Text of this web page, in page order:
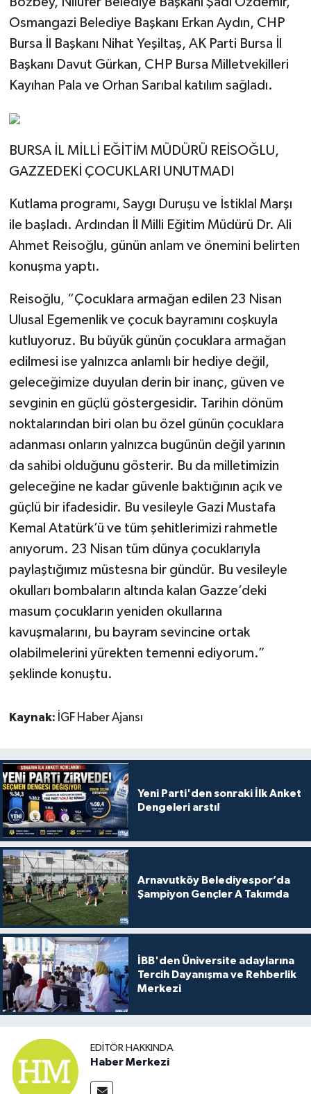
Osmangazi Belediye Başkanı Erkan Aydın, CHP
Bursa İl Başkanı Nihat Yeşiltaş, AK Parti Bursa İl
Başkanı Davut Gürkan, CHP Bursa Milletvekilleri
Kayıhan Pala ve Orhan Sarıbal katılım sağladı.
BURSA İL MİLLİ EĞİTİM MÜDÜRÜ REİSOĞLU,
GAZZEDEKİ ÇOCUKLARI UNUTMADI
Kutlama programı, Saygı Duruşu ve İstiklal Marşı
ile başladı. Ardından İl Milli Eğitim Müdürü Dr. Ali
Ahmet Reisoğlu, günün anlam ve önemini belirten
konuşma yaptı.
Reisoğlu, “Çocuklara armağan edilen 23 Nisan
Ulusal Egemenlik ve çocuk bayramını coşkuyla
kutluyoruz. Bu büyük günün çocuklara armağan
edilmesi ise yalnızca anlamlı bir hediye değil,
geleceğimize duyulan derin bir inanç, güven ve
sevginin en güçlü göstergesidir. Tarihin dönüm
noktalarından biri olan bu özel günün çocuklara
adanması onların yalnızca bugünün değil yarının
da sahibi olduğunu gösterir. Bu da milletimizin
geleceğine ne kadar güvenle baktığının açık ve
güçlü bir ifadesidir. Bu vesileyle Gazi Mustafa
Kemal Atatürk’ü ve tüm şehitlerimizi rahmetle
anıyorum. 23 Nisan tüm dünya çocuklarıyla
paylaştığımız müstesna bir gündür. Bu vesileyle
okulları bombaların altında kalan Gazze’deki
masum çocukların yeniden okullarına
kavuşmalarını, bu bayram sevincine ortak
olabilmelerini yürekten temenni ediyorum.”
şeklinde konuştu.
Kaynak: İGF Haber Ajansı
Yeni Parti'den sonraki İlk Anket
Dengeleri arstı!
Arnavutköy Belediyespor’da
Şampiyon Gençler A Takımda
İBB'den Üniversite adaylarına
Tercih Dayanışma ve Rehberlik
Merkezi
EDITÖR HAKKINDA
Haber Merkezi